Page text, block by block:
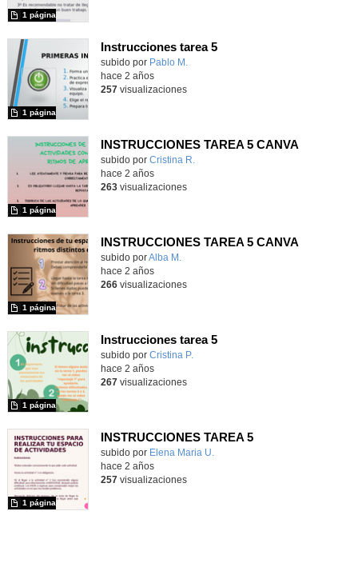
1 página
Instrucciones tarea 5
Contenido educativo.
subido por Pablo M.
1 página
hace 2 años
257 visualizaciones
INSTRUCCIONES TAREA 5 CANVA
Contenido educativo.
subido por Cristina R.
1 página
hace 2 años
263visualizaciones
INSTRUCCIONES TAREA 5 CANVA
Contenido educativo.
subido porAlba M.
1 página
hace 2 años
266visualizaciones
Instrucciones tarea 5
Contenido educativo.
subido por Cristina P.
1 página
hace 2 años
267 visualizaciones
INSTRUCCIONES TAREA 5
Contenido educativo.
subido por Elena Maria U.
1 página
hace 2 años
257 visualizaciones